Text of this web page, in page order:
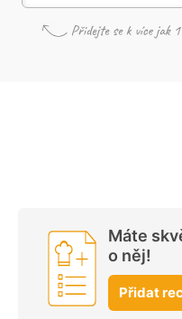
Máte
o něj!
Přidat